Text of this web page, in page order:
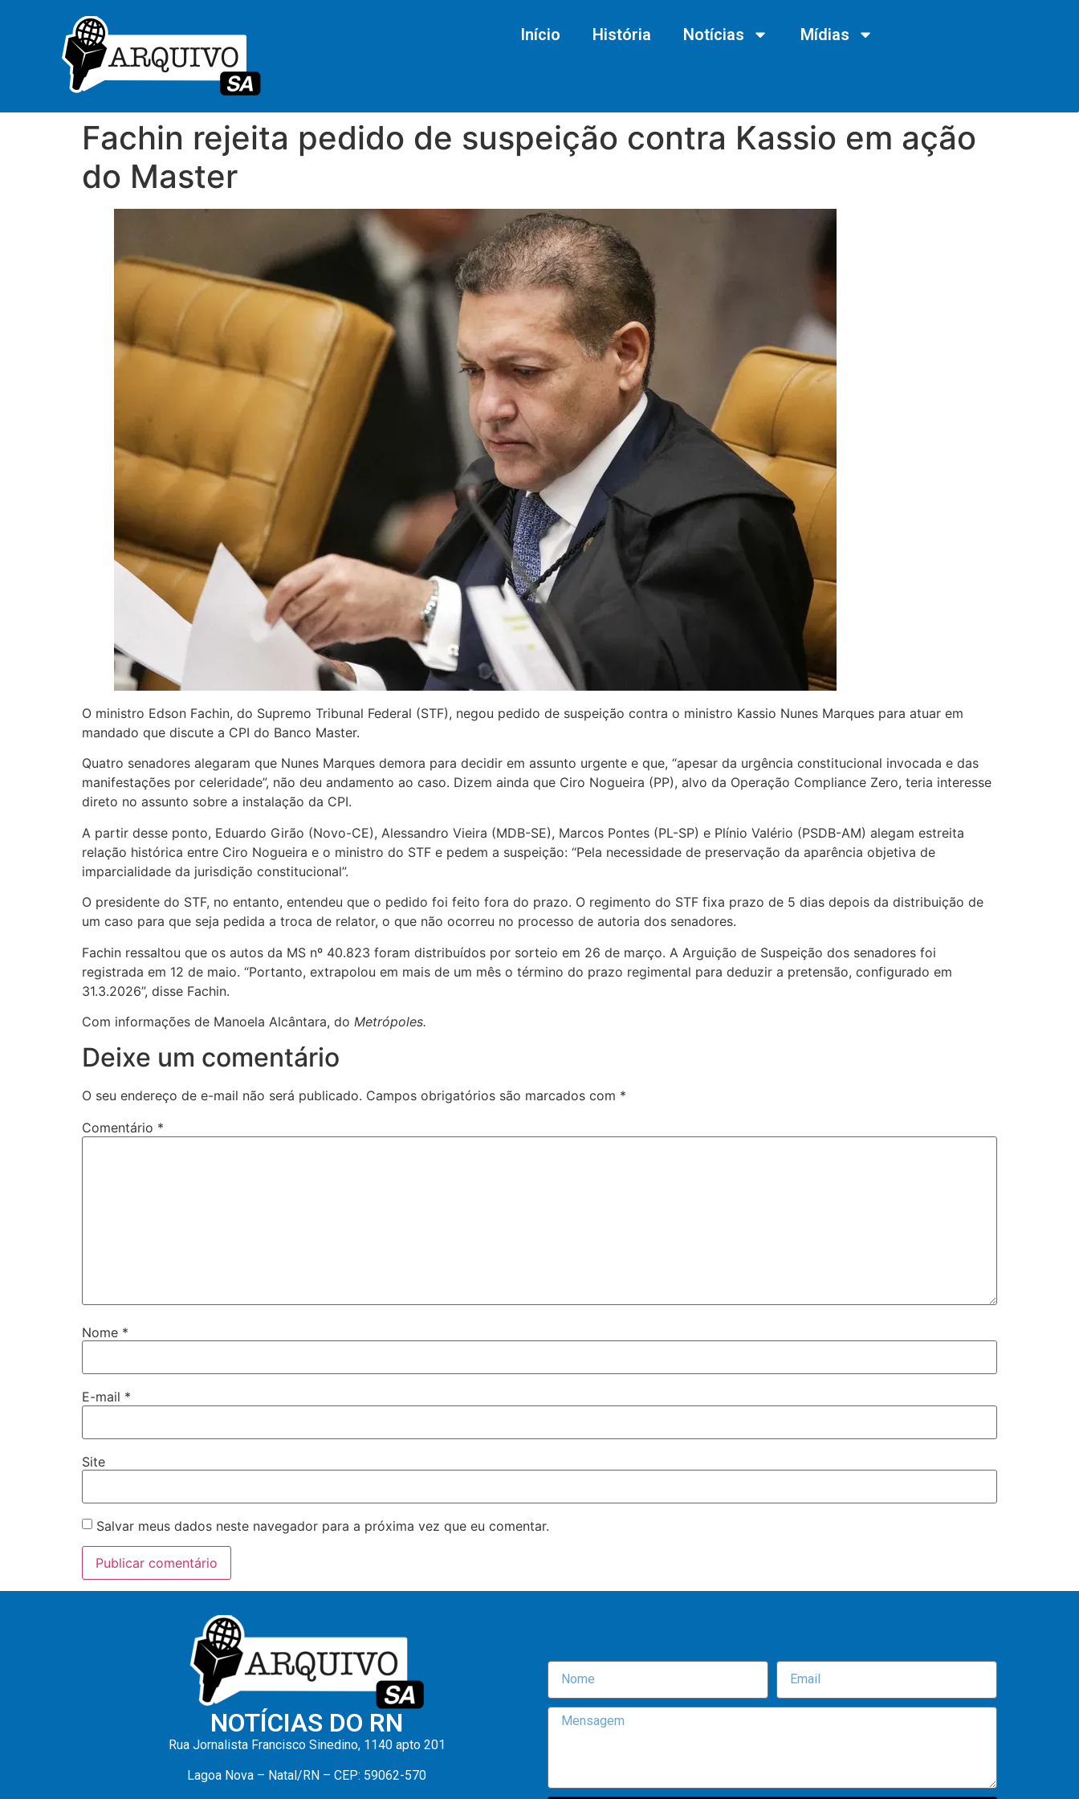
Início História Notícias Mídias
Fachin rejeita pedido de suspeição contra Kassio em ação
do Master
O ministro Edson Fachin, do Supremo Tribunal Federal (STF), negou pedido de suspeição contra o ministro Kassio Nunes Marques para atuar em
mandado que discute a CPI do Banco Master.
Quatro senadores alegaram que Nunes Marques demora para decidir em assunto urgente e que, “apesar da urgência constitucional invocada e das
manifestações por celeridade”, não deu andamento ao caso. Dizem ainda que Ciro Nogueira (PP), alvo da Operação Compliance Zero, teria interesse
direto no assunto sobre a instalação da CPI.
A partir desse ponto, Eduardo Girão (Novo-CE), Alessandro Vieira (MDB-SE), Marcos Pontes (PL-SP) e Plínio Valério (PSDB-AM) alegam estreita
relação histórica entre Ciro Nogueira e o ministro do STF e pedem a suspeição: “Pela necessidade de preservação da aparência objetiva de
imparcialidade da jurisdição constitucional”.
O presidente do STF, no entanto, entendeu que o pedido foi feito fora do prazo. O regimento do STF fixa prazo de 5 dias depois da distribuição de
um caso para que seja pedida a troca de relator, o que não ocorreu no processo de autoria dos senadores.
Fachin ressaltou que os autos da MS nº 40.823 foram distribuídos por sorteio em 26 de março. A Arguição de Suspeição dos senadores foi
registrada em 12 de maio. “Portanto, extrapolou em mais de um mês o término do prazo regimental para deduzir a pretensão, configurado em
31.3.2026”, disse Fachin.
Com informações de Manoela Alcântara, do Metrópoles.
Deixe um comentário
O seu endereço de e-mail não será publicado. Campos obrigatórios são marcados com *
Comentário *
Nome *
E-mail *
Site
Salvar meus dados neste navegador para a próxima vez que eu comentar.
NOTÍCIAS DO RN
Rua Jornalista Francisco Sinedino, 1140 apto 201
Lagoa Nova – Natal/RN – CEP: 59062-570